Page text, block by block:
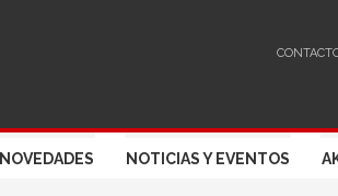
NOVEDADES NOTICIAS Y EVENTOS